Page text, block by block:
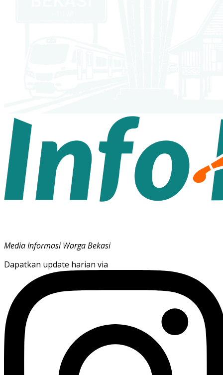
Media Informasi Warga Bekasi
Dapatkan update harian via